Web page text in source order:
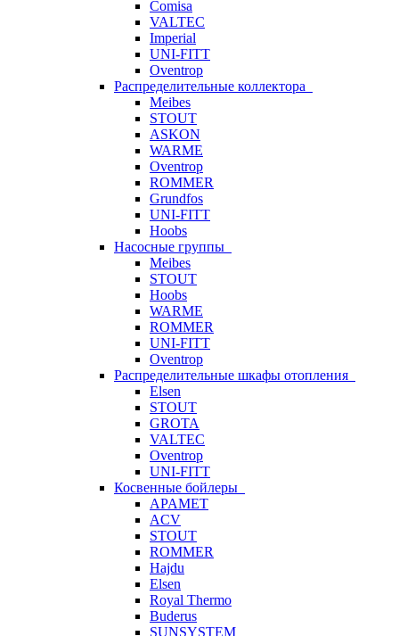
Comisa
VALTEC
Imperial
UNI-FITT
Oventrop
Распределительные коллектора
Meibes
STOUT
ASKON
WARME
Oventrop
ROMMER
Grundfos
UNI-FITT
Hoobs
Насосные группы
Meibes
STOUT
Hoobs
WARME
ROMMER
UNI-FITT
Oventrop
Распределительные шкафы отопления
Elsen
STOUT
GROTA
VALTEC
Oventrop
UNI-FITT
Косвенные бойлеры
APAMET
ACV
STOUT
ROMMER
Hajdu
Elsen
Royal Thermo
Buderus
SUNSYSTEM